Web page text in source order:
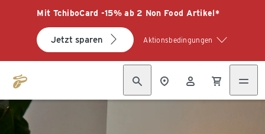
Mit TchiboCard -15% ab 2 Non Food Artikel*
Jetzt sparen Aktionsbedingungen